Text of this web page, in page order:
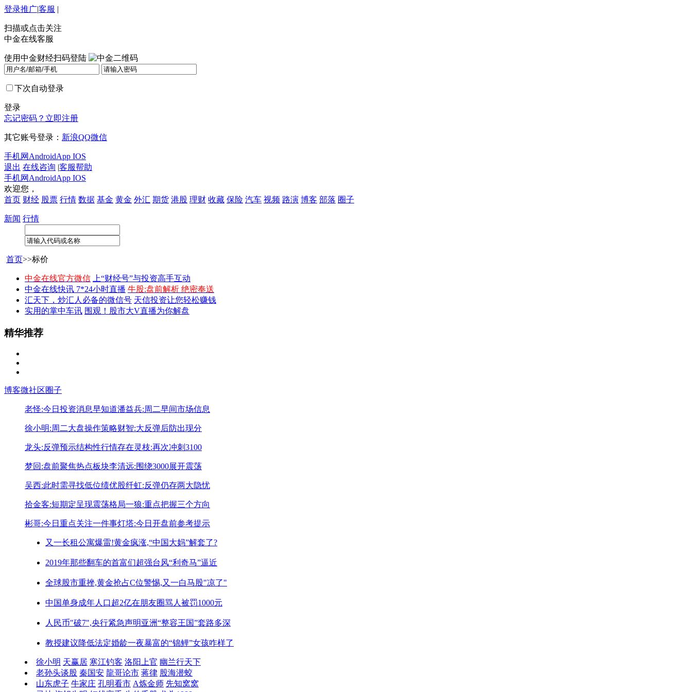
登录推广|客服 |
扫描或点击关注
中金在线客服
使用中金财经扫码登陆
下次自动登录
登录
忘记密码？ 立即注册
其它账号登录： 新浪QQ微信
手机网 AndroidApp IOS
退出 在线咨询 |客服帮助
手机网 AndroidApp IOS
欢迎您，
首页 财经 股票 行情 数据 基金 黄金 外汇 期货 港股 理财 收藏 保险 汽车 视频 路演 博客 部落 圈子
新闻 行情
首页>>标价
中金在线官方微信
上“财经号”与投资高手互动
中金在线快讯 7*24小时直播 牛股:盘前解析 绝密奉送
汇天下，炒汇人必备的微信号 天信投资让您轻松赚钱
实用的掌中车讯 围观！股市大V直播为你解盘
精华推荐
博客微社区圈子
老怪:今日投资消息早知道潘益兵:周二早间市场信息
徐小明:周二大盘操作策略财智:大反弹后防出现分
龙头:反弹预示结构性行情存在灵枝:再次冲刺3100
梦回:盘前聚焦热点板块李清远:围绕3000展开震荡
吴西:此时需寻找低位绩优股纤虹:反弹仍存两大隐忧
拾金客:短期定呈现震荡格局一狼:重点把握三个方向
彬哥:今日重点关注一件事灯塔:今日开盘前参考提示
又一长租公寓爆雷!黄金疯涨,“中国大妈”解套了?
2019年那些翻车的首富们超强台风“利奇马”逼近
全球股市重挫,黄金抢占C位警惕,又一白马股"凉了"
中国单身成年人口超2亿在朋友圈骂人被罚1000元
人民币"破7",央行紧急声明亚洲“整容王国”套路多深
教授建议降低法定婚龄一夜暴富的“锦鲤”女孩咋样了
徐小明 天赢居 寒江钓客 洛阳上官 幽兰行天下
老孙头谈股 秦国安 龍哥论市 蒋律 股海潜蛟
山东虎子 牛家庄 孔明看市 A炼金师 先知窝窝